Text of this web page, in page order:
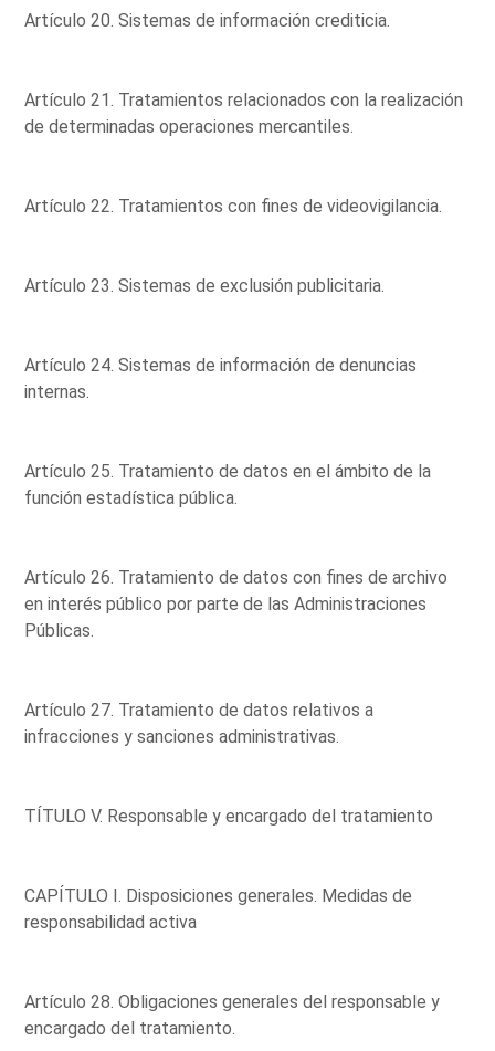
Artículo 20. Sistemas de información crediticia.
Artículo 21. Tratamientos relacionados con la realización
de determinadas operaciones mercantiles.
Artículo 22. Tratamientos con fines de videovigilancia.
Artículo 23. Sistemas de exclusión publicitaria.
Artículo 24. Sistemas de información de denuncias
internas.
Artículo 25. Tratamiento de datos en el ámbito de la
función estadística pública.
Artículo 26. Tratamiento de datos con fines de archivo
en interés público por parte de las Administraciones
Públicas.
Artículo 27. Tratamiento de datos relativos a
infracciones y sanciones administrativas.
TÍTULO V. Responsable y encargado del tratamiento
CAPÍTULO I. Disposiciones generales. Medidas de
responsabilidad activa
Artículo 28. Obligaciones generales del responsable y
encargado del tratamiento.